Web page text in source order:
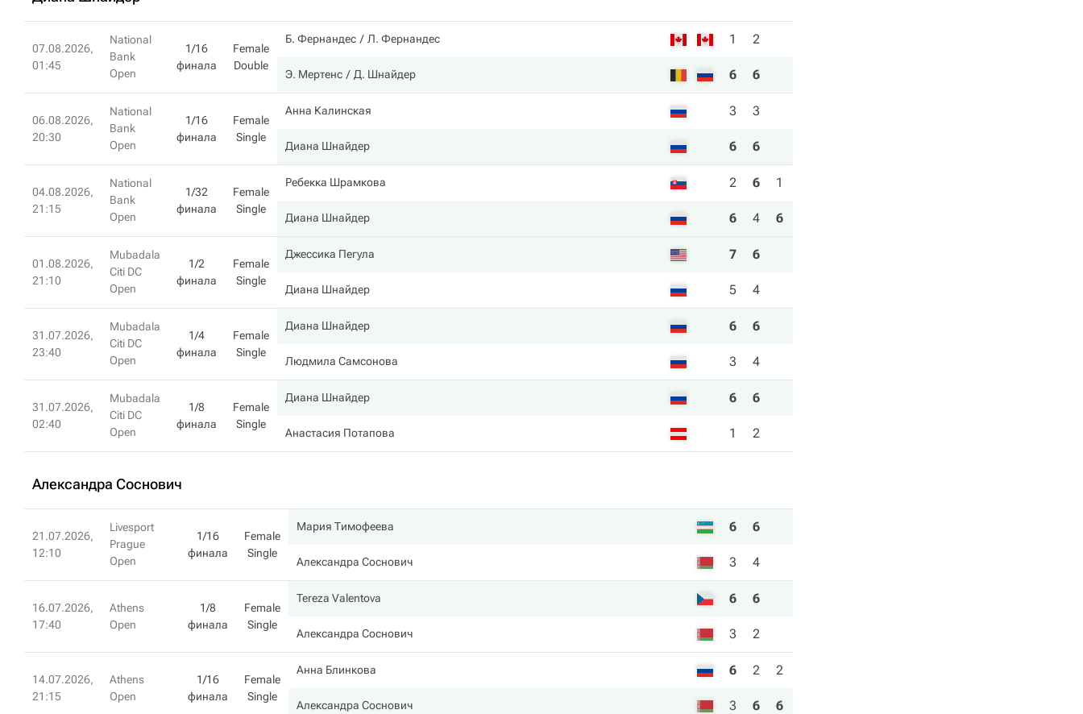
07.08.2026,
01:45
National
Bank
Open
1/16
финала
Female
Double
Б. Фернандес Л. Фернандес 1 2
Э. Мертенс Д. Шнайдер 6 6
06.08.2026,
20:30
National
Bank
Open
1/16
финала
Female
Single
Анна Калинская 3 3
Диана Шнайдер 6 6
04.08.2026,
21:15
National
Bank
Open
1/32
финала
Female
Single
Ребекка Шрамкова 2 6 1
Диана Шнайдер 6 4 6
01.08.2026,
21:10
Mubadala
Citi DC
Open
1/2
финала
Female
Single
Джессика Пегула 7 6
Диана Шнайдер 5 4
31.07.2026,
23:40
Mubadala
Citi DC
Open
1/4
финала
Female
Single
Диана Шнайдер 6 6
Людмила Самсонова 3 4
31.07.2026,
02:40
Mubadala
Citi DC
Open
1/8
финала
Female
Single
Диана Шнайдер 6 6
Анастасия Потапова 1 2
Александра Соснович
21.07.2026,
12:10
Livesport
Prague
Open
1/16
финала
Female
Single
Мария Тимофеева 6 6
Александра Соснович 3 4
16.07.2026,
17:40
Athens
Open
1/8
финала
Female
Single
Tereza Valentova 6 6
Александра Соснович 3 2
14.07.2026,
21:15
Athens
Open
1/16
финала
Female
Single
Анна Блинкова 6 2 2
Александра Соснович 3 6 6